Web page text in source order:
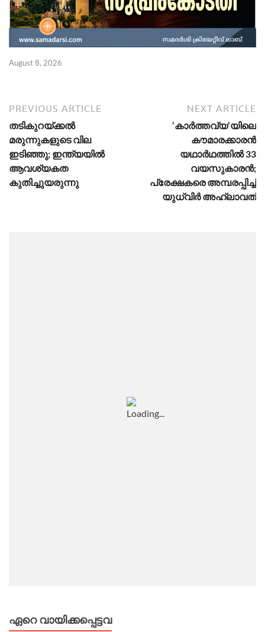
August 8, 2026
PREVIOUS ARTICLE
തടികുറയ്ക്കൽ
മരുന്നുകളുടെ വില
ഇടിഞ്ഞു; ഇന്ത്യയിൽ
ആവശ്യകത
കുതിച്ചുയരുന്നു
NEXT ARTICLE
‘കാർത്തവ്യ’യിലെ
കൗമാരക്കാരൻ
യഥാർഥത്തിൽ 33
വയസുകാരൻ;
പ്രേക്ഷകരെ അമ്പരപ്പിച്ച്
യുധ്വിർ അഹ്ലാവത്
ഏറെ വായിക്കപ്പെട്ടവ